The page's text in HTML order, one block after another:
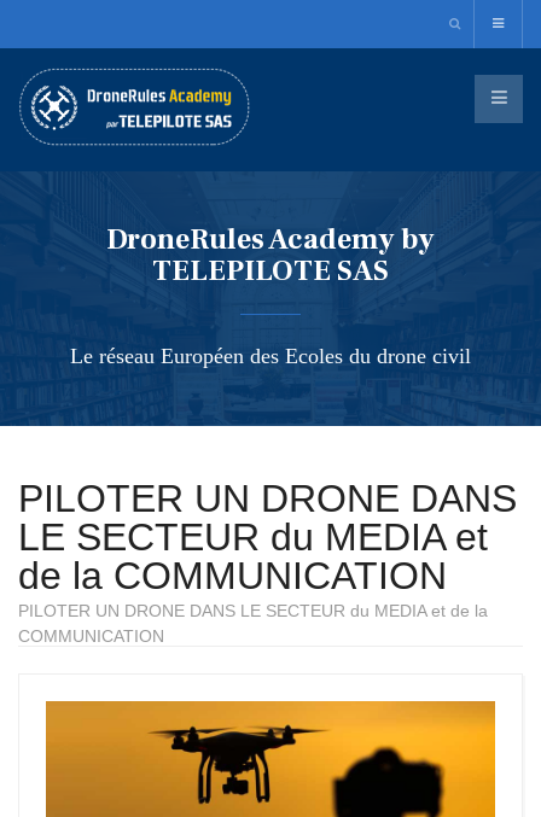
DroneRules Academy by
TELEPILOTE SAS
Le réseau Européen des Ecoles du drone civil
PILOTER UN DRONE DANS
LE SECTEUR du MEDIA et
de la COMMUNICATION
PILOTER UN DRONE DANS LE SECTEUR du MEDIA et de la
COMMUNICATION